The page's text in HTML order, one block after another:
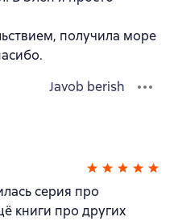
получила море
Javob berish
серия про
книги про других